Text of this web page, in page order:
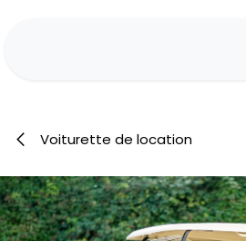
Voiturette de location